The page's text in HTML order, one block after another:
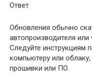
Ответ
Обновления обычно
автопроизводителя
Следуйте инструкциям
компьютеру или
прошивки или ПО.